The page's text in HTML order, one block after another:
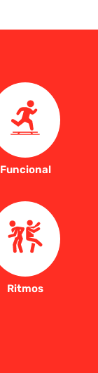
Funcional
Ritmos